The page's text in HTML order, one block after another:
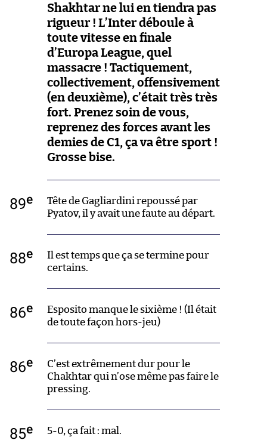
Shakhtar ne lui en tiendra pas
rigueur ! L’Inter déboule à
toute vitesse en finale
d’Europa League, quel
massacre ! Tactiquement,
collectivement, offensivement
(en deuxième), c’était très très
fort. Prenez soin de vous,
reprenez des forces avant les
demies de C1, ça va être sport !
Grosse bise.
89e
Tête de Gagliardini repoussé par
Pyatov, il y avait une faute au départ.
88e
Il est temps que ça se termine pour
certains.
86e
Esposito manque le sixième ! (Il était
de toute façon hors-jeu)
86e
C’est extrêmement dur pour le
Chakhtar qui n’ose même pas faire le
pressing.
85e 5-0, ça fait : mal.